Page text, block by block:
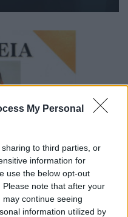
My Personal
to third parties, or
information for
use the below opt-out
note that after your
continue seeing
information utilized by
κηδεία του γνωστού
7:08 ΜΜ